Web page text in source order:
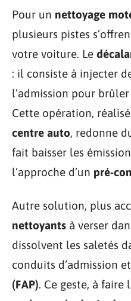
Pour un nettoyage
plusieurs pistes
votre voiture. Le
: il consiste à injecter
l’admission pour
Cette opération,
centre auto, redonne
fait baisser les
l’approche d’un pré-
Autre solution, plus
nettoyants à verser
dissolvent les saletés
conduits d’admission
(FAP). Ce geste, à faire